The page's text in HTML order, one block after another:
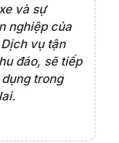
và sự
nghiệp của
vụ tận
đáo, sẽ tiếp
trong